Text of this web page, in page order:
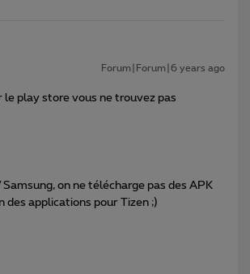
Forum|Forum|6 years ago
le play store vous ne trouvez pas
on ne télécharge pas des APK
des applications pour Tizen ;)